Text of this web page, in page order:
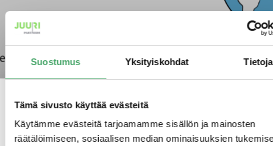
Suostumus Yksityiskohdat Tietoja
Tämä sivusto käyttää evästeitä
Käytämme evästeitä tarjoamamme sisällön ja mainosten
räätälöimiseen, sosiaalisen median ominaisuuksien
20.8.2021